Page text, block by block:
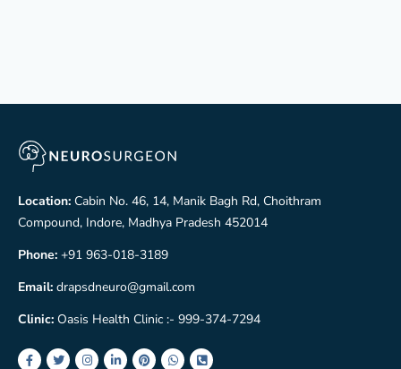
Location: Cabin No. 46, 14, Manik Bagh Rd, Choithram
Compound, Indore, Madhya Pradesh 452014
Phone: +91 963-018-3189
Email: drapsdneuro@gmail.com
Clinic: Oasis Health Clinic :- 999-374-7294